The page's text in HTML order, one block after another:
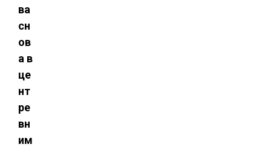
ва
сн
ов
а в
це
нт
ре
вн
им